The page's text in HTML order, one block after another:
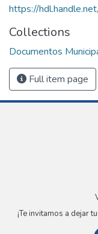
https://
Collections
Documentos
Full item page
¡Te invitamos a dejar